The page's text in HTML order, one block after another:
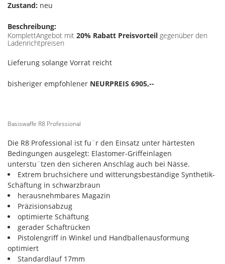
Zustand: neu
Beschreibung:
KomplettAngebot mit 20% Rabatt Preisvorteil gegenüber den
Ladenrichtpreisen
Lieferung solange Vorrat reicht
bisheriger empfohlener NEURPREIS 6905,--
Basiswaffe R8 Professional
Die R8 Professional ist fu¨r den Einsatz unter härtesten
Bedingungen ausgelegt: Elastomer-Griffeinlagen
unterstu¨tzen den sicheren Anschlag auch bei Nässe.
Extrem bruchsichere und witterungsbeständige Synthetik-
Schäftung in schwarzbraun
herausnehmbares Magazin
Präzisionsabzug
optimierte Schäftung
gerader Schaftrücken
Pistolengriff in Winkel und Handballenausformung
optimiert
Standardlauf 17mm